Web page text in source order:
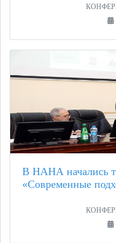
В НАНА начались
«Современные